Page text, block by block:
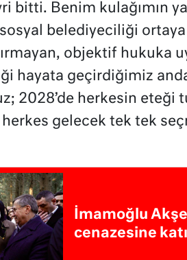
bitti. Benim kulağımın
belediyeciliği ortaya
objektif hukuka
hayata geçirdiğimiz
2028’de herkesin eteği
herkes gelecek tek tek
İmamoğlu
cenazesine